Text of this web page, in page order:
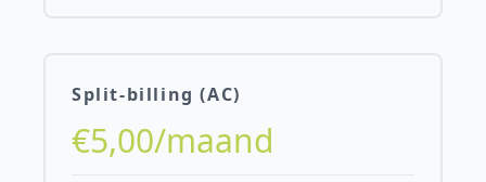
Split-billing (AC)
€5,00/maand